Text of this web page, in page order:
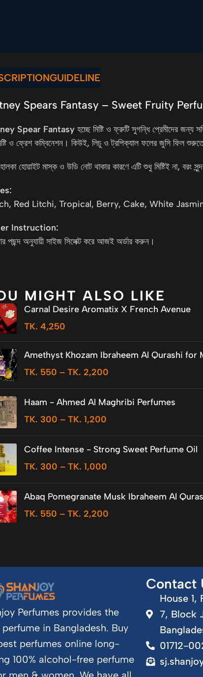
GUIDELINE
Spears Fantasy – Sweet Fruity
Spear Fantasy হচ্ছে মিষ্টি ও ফ্রুটি সুগন্ধি প্রেমীদের
ও ফ্রেশ কম্বিনেশন। কিউই, লিচু ও ট্রপিক্যাল ফলের জুসি ফিল
হোয়াইট মাস্ক ও উডি নোট থাকার কারণে এটি শুধু মিষ্টিই না, বরং
Red Litchi, Tropical, Berry, Cake, White
Instruction:
পছন্দ অনুযায়ী সাইজ সিলেক্ট করে আজই অর্ডার করুন।
MIGHT ALSO LIKE
Carnal Desire Aromatix X French Avenue
TK.4,250
Amethyst Khozam Ibraheem Al Qurashi for
TK. 550 – TK. 2,200
Haam - Ahmed Al Maghribi Perfumes
TK. 300 – TK.1,200
Coffee Intense - Strong Sweet Perfume Oil
TK. 300 – TK.1,000
Abaq Pomegranate Musk Ibraheem Al
TK. 550 – TK. 2,200
Perfumes provides the
in Bangladesh. Buy
perfumes online long-
100% alcohol-free perfume
Contact
House 1,
7, Block
01712-